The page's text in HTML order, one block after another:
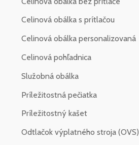
Celinová obálka s prítlačou
Celinová obálka personalizovaná
Celinová pohľadnica
Služobná obálka
Príležitostná pečiatka
Príležitostný kašet
Odtlačok výplatného stroja (OVS)